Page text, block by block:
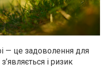
— це задоволення для
і ризик